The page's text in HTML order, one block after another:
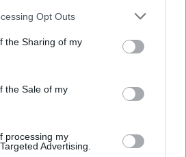
app uses one or more Google
usage behaviour. You may click to
Google and its third-party tags to
specified purposes in below Google
Opt Outs
the Sharing of my
the Sale of my
processing my
Advertising.
θα κάνει πρεμιέρα στον Alpha κοντά